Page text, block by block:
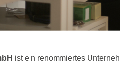
ist ein renommiertes